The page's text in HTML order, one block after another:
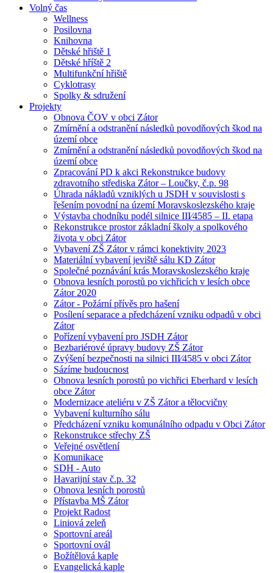
Volný čas
Wellness
Posilovna
Knihovna
Dětské hřiště 1
Dětské hříště 2
Multifunkční hřiště
Cyklotrasy
Spolky & sdružení
Projekty
Obnova ČOV v obci Zátor
Zmírnění a odstranění následků povodňových škod na
území obce
Zmírnění a odstranění následků povodňových škod na
území obce
Zpracování PD k akci Rekonstrukce budovy
zdravotního střediska Zátor – Loučky, č.p. 98
Úhrada nákladů vzniklých u JSDH v souvislosti s
řešením povodní na území Moravskoslezského kraje
Výstavba chodníku podél silnice III⁄4585 – II. etapa
Rekonstrukce prostor základní školy a spolkového
života v obci Zátor
Vybavení ZŠ Zátor v rámci konektivity 2023
Materiální vybavení jeviště sálu KD Zátor
Společné poznávání krás Moravskoslezského kraje
Obnova lesních porostů po vichřicích v lesích obce
Zátor 2020
Zátor - Požární přívěs pro hašení
Posílení separace a předcházení vzniku odpadů v obci
Zátor
Pořízení vybavení pro JSDH Zátor
Bezbariérové úpravy budovy ZŠ Zátor
Zvýšení bezpečnosti na silnici III⁄4585 v obci Zátor
Sázíme budoucnost
Obnova lesních porostů po vichřici Eberhard v lesích
obce Zátor
Modernizace ateliéru v ZŠ Zátor a tělocvičny
Vybavení kulturního sálu
Předcházení vzniku komunálního odpadu v Obci Zátor
Rekonstrukce střechy ZŠ
Veřejné osvětlení
Komunikace
SDH - Auto
Havarijní stav č.p. 32
Obnova lesních porostů
Přístavba MŠ Zátor
Projekt Radost
Liniová zeleň
Sportovní areál
Sportovní ovál
Božítělová kaple
Evangelická kaple